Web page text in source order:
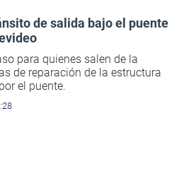
de salida bajo el puente
para quienes salen de la
de reparación de la estructura
el puente.